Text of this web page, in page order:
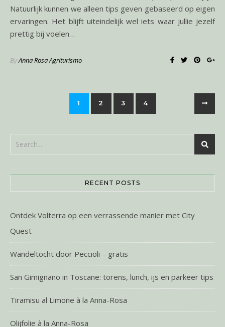
Natuurlijk kunnen we alleen tips geven gebaseerd op eigen
ervaringen. Het blijft uiteindelijk wel iets waar jullie jezelf
prettig bij voelen…
ByAnna Rosa Agriturismo
1 2 3 4
RECENT POSTS
Ontdek Volterra op een verrassende manier met City
Quest
Wandeltocht door Peccioli – gratis
San Gimignano in Toscane: torens, lunch, ijs en parkeer tips
Tiramisu al Limone à la Anna-Rosa
Olijfolie à la Anna-Rosa